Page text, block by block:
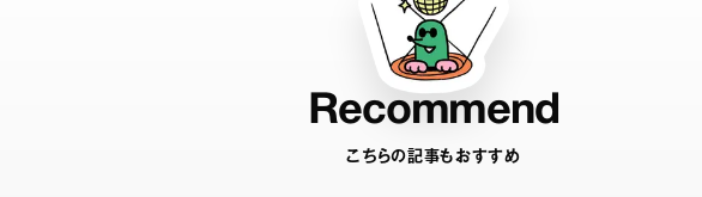
Recommend
こちらの記事もおすすめ